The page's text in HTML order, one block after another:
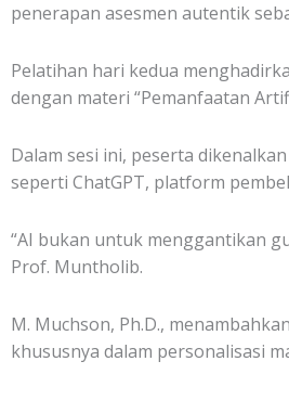
penerapan asesmen autentik
Pelatihan hari kedua
dengan materi “Pemanfaatan
Dalam sesi ini, peserta
seperti ChatGPT, platform
“AI bukan untuk menggantikan
Prof. Muntholib.
M. Muchson, Ph.D.,
khususnya dalam personalisasi